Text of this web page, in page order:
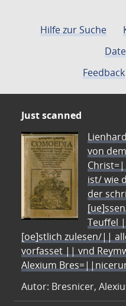
Hilfe zur Suche
Feedback
Just scanned
von
ist/ wie
der
Teuffel
[oe]stlich zulesen/||
vorfasset || vnd
Alexium
Autor: Bresnicer,